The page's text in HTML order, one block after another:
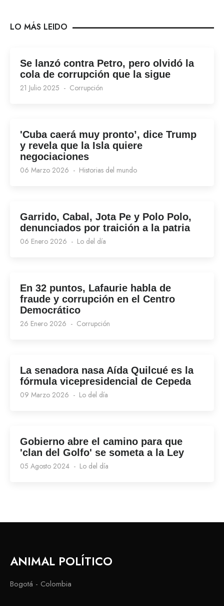
LO MÁS LEIDO
Se lanzó contra Petro, pero olvidó la
cola de corrupción que la sigue
21 Julio 2025 Corrupción
'Cuba caerá muy pronto’, dice Trump
y revela que la Isla quiere
negociaciones
06 Marzo 2026 Historias del mundo
Garrido, Cabal, Jota Pe y Polo Polo,
denunciados por traición a la patria
06 Enero 2026 Lo del día
En 32 puntos, Lafaurie habla de
fraude y corrupción en el Centro
Democrático
26 Enero 2026 Corrupción
La senadora nasa Aída Quilcué es la
fórmula vicepresidencial de Cepeda
09 Marzo 2026 Lo del día
Gobierno abre el camino para que
'clan del Golfo' se someta a la Ley
05 Agosto 2024 Lo del día
ANIMAL POLÍTICO
Bogotá - Colombia